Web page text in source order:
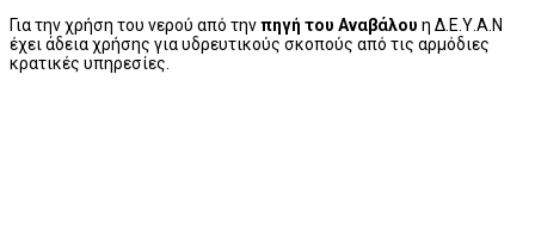
Για την χρήση του νερού από τηνπηγή του Αναβάλου η Δ.Ε.Υ.Α.Ν
έχει άδεια χρήσης για υδρευτικούς σκοπούς από τις αρμόδιες
κρατικές υπηρεσίες.